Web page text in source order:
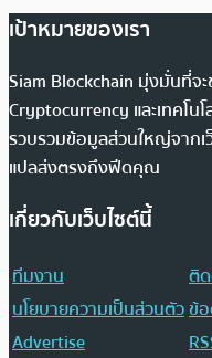
เป้าหมายของเรา
Siam Blockchain มุ่งมั่นที่จ
Cryptocurrency และเทคโน
รวบรวมข้อมูลส่วนใหญ่จากเ
แปลส่งตรงถึงฟีดคุณ
เกี่ยวกับเว็บไซต์นี้
ทีมงาน
ติ
นโยบายความเป็นส่วนตัวข้
Advertise